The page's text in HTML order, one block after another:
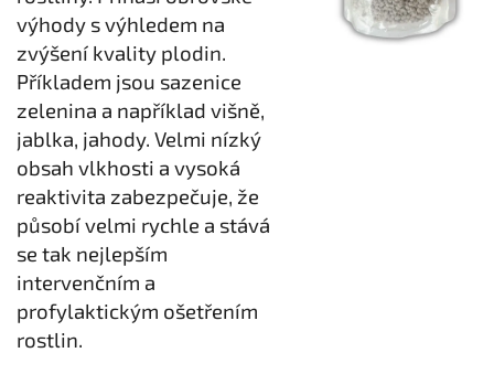
výhody s výhledem na
zvýšení kvality plodin.
Příkladem jsou sazenice
zelenina a například višně,
jablka, jahody. Velmi nízký
obsah vlkhosti a vysoká
reaktivita zabezpečuje, že
působí velmi rychle a stává
se tak nejlepším
intervenčním a
profylaktickým ošetřením
rostlin.